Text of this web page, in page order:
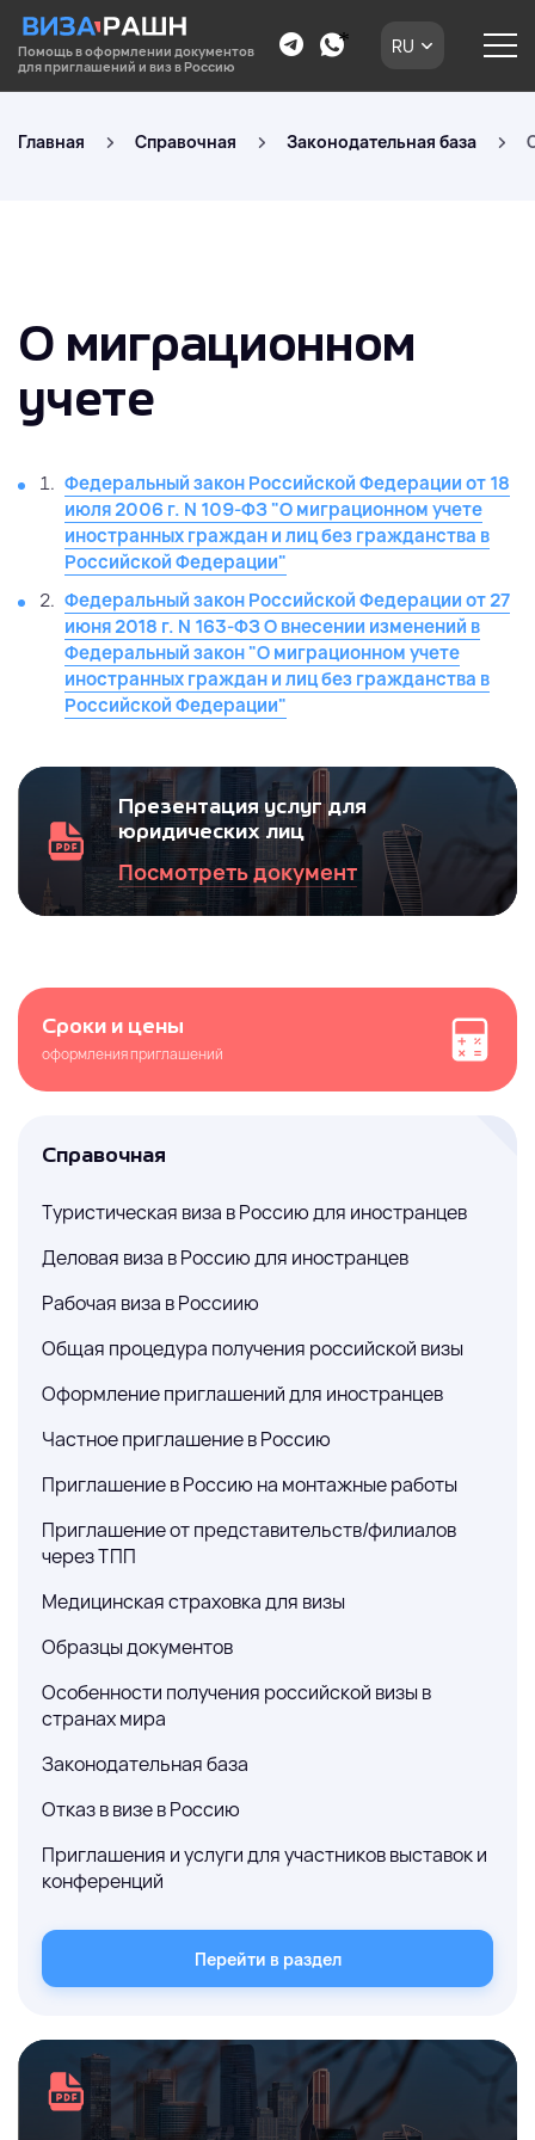
Помощь в оформлении документов
для приглашений и виз в Россию
RU
Главная Справочная Законодательная база
О миграционном
учете
Федеральный закон Российской Федерации от 18
июля 2006 г. N 109-ФЗ "О миграционном учете
иностранных граждан и лиц без гражданства в
Российской Федерации"
Федеральный закон Российской Федерации от 27
июня 2018 г. N 163-ФЗ О внесении изменений в
Федеральный закон "О миграционном учете
иностранных граждан и лиц без гражданства в
Российской Федерации"
Презентация услуг для
юридических лиц
Посмотреть документ
Сроки и цены
оформления приглашений
Справочная
Туристическая виза в Россию для иностранцев
Деловая виза в Россию для иностранцев
Рабочая виза в Россиию
Общая процедура получения российской визы
Оформление приглашений для иностранцев
Частное приглашение в Россию
Приглашение в Россию на монтажные работы
Приглашение от представительств/филиалов
через ТПП
Медицинская страховка для визы
Образцы документов
Особенности получения российской визы в
странах мира
Законодательная база
Отказ в визе в Россию
Приглашения и услуги для участников выставок и
конференций
Перейти в раздел